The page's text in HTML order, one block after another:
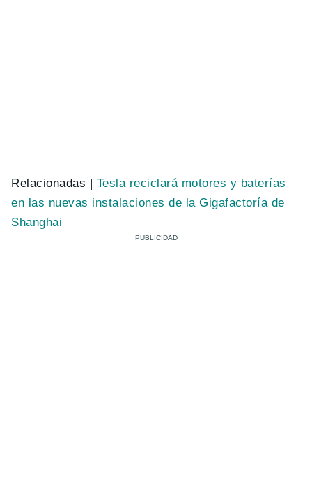
Relacionadas | Tesla reciclará motores y baterías
en las nuevas instalaciones de la Gigafactoría de
Shanghai